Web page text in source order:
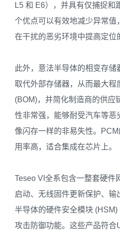
L5 和 E6），并具有仅捕捉和
个优点可以有效地减少异常值
在干扰的恶劣环境中提高定位
此外，意法半导体的相变存
取代外部存储器，从而最大程
(BOM)，并简化制造商的供应
性非常强，能够耐受汽车等恶
像闪存一样的非易失性。
用率高，适合集成在芯片上。
Teseo VI全系包含一整套硬件
启动、无线固件更新保护、输
半导体的硬件安全模块
攻击防御功能。这些产品符